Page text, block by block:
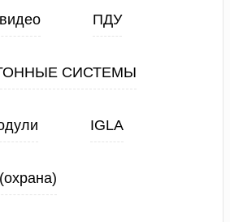
ПДУ
СИСТЕМЫ
IGLA